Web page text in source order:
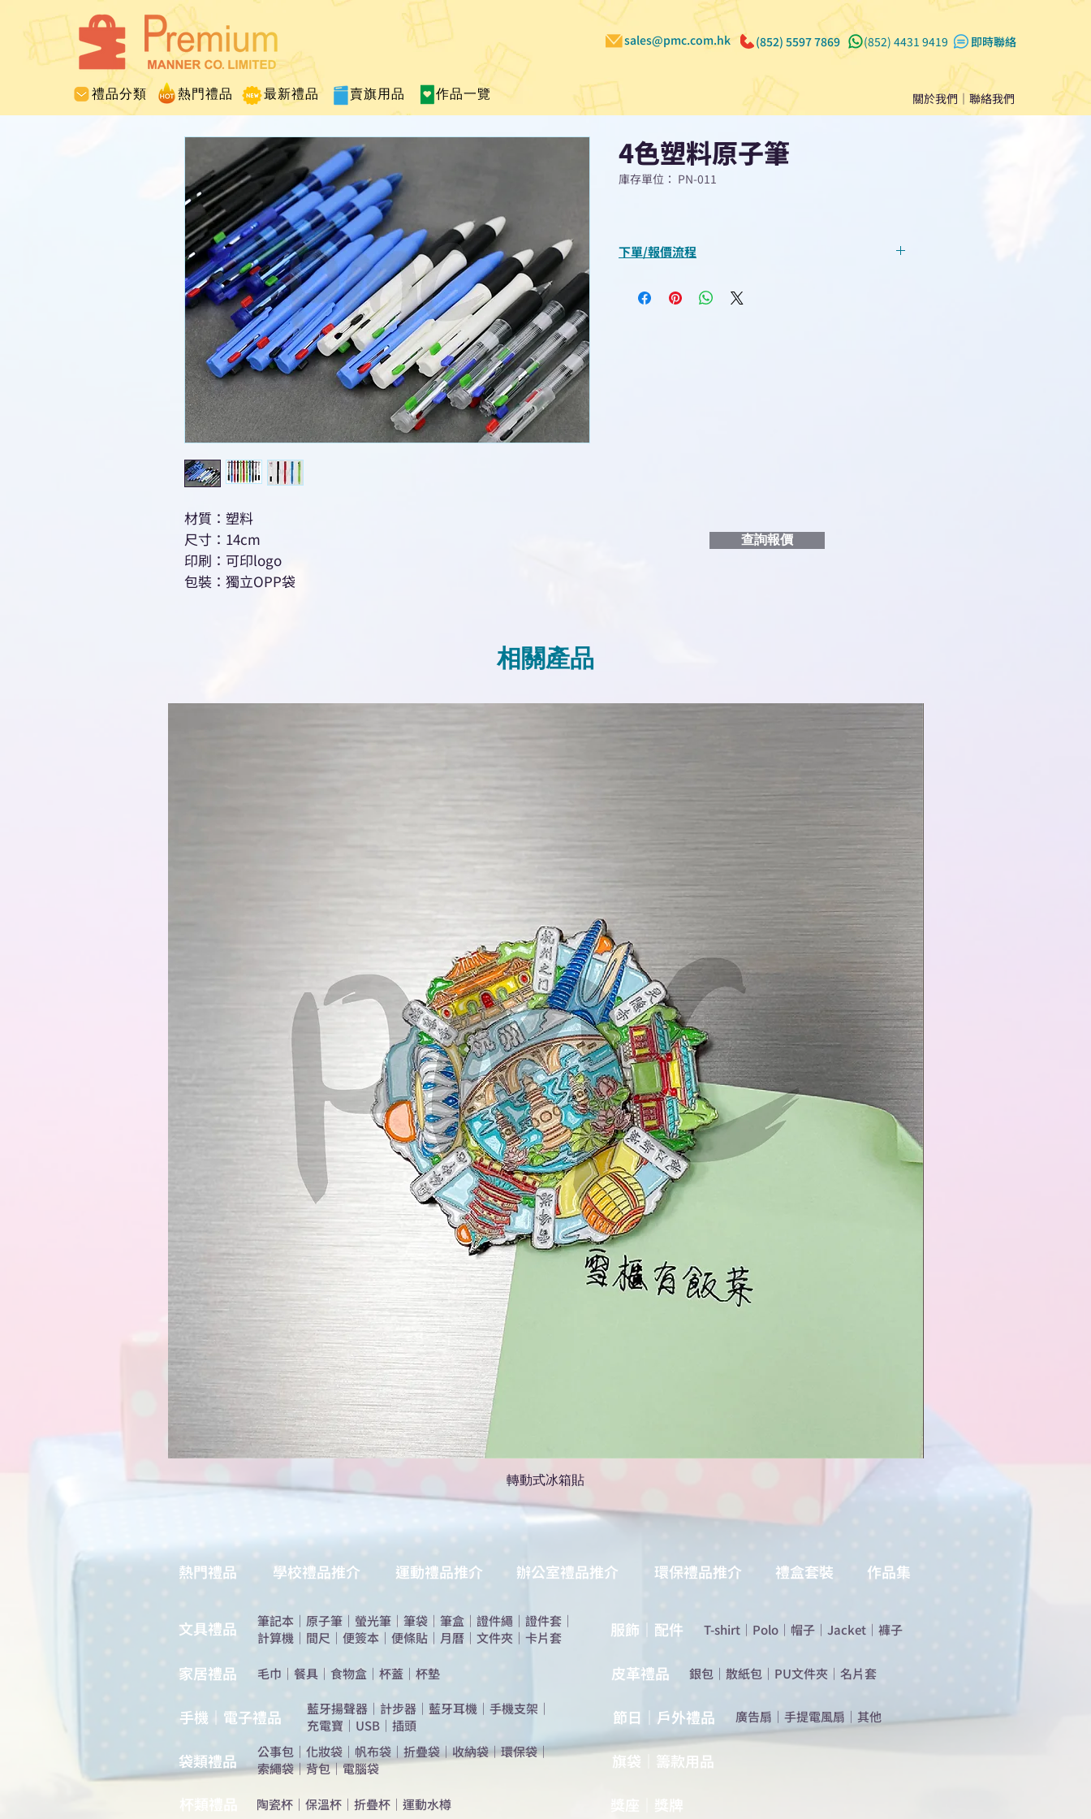
禮品分類 熱門禮品 最新禮品 賣旗用品 作品一覽
sales@pmc.com.hk (852) 5597 7869 (852) 4431 9419 ​即時聯絡
關於我們 ｜聯絡我們
材質：塑料
尺寸：14cm
印刷：可印logo
包裝：獨立OPP袋
4色塑料原子筆
庫存單位： PN-011
下單/報價流程
查詢或報價”
查詢報價
相關產品
轉動式冰箱貼
熱門禮品 學校禮品推介 運動禮品推介 辦公室禮品推介 環保禮品推介 禮盒套裝 作品集
​文具禮品 筆記本 ｜ 原子筆 ｜ 螢光筆 ｜ 筆袋 ｜ 筆盒 ｜ 證件繩 ｜ 證件套 ｜
計算機 ｜ 間尺 ｜ 便簽本 ｜ 便條貼 ｜ 月曆 ｜ 文件夾 ｜ 卡片套
​家居禮品 ​毛巾 ｜ 餐具 ｜ 食物盒 ｜ 杯蓋 ｜ 杯墊
手機｜電子禮品 ​藍牙揚聲器 ｜ 計步器 ｜ 藍牙耳機 ｜ 手機支架 ｜
充電寶 ｜ USB ｜ 插頭
​袋類禮品 公事包 ｜ 化妝袋 ｜ 帆布袋 ｜ 折疊袋 ｜ 收納袋 ｜環保袋｜
索繩袋｜背包｜電腦袋
陶瓷杯 ｜ 保溫杯 ｜ 折疊杯 ｜ 運動水樽
服飾｜配件 T-shirt ｜ Polo ｜ 帽子 ｜ Jacket ｜ 褲子
​皮革禮品 ​銀包 ｜ 散紙包 ｜ PU文件夾 ｜ 名片套
節日｜戶外禮品 ​廣告扇 ｜ 手提電風扇 ｜ 其他
旗袋｜籌款用品
​獎座｜獎牌